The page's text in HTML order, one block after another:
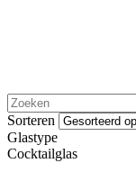
Sorteren
Glastype
Cocktailglas